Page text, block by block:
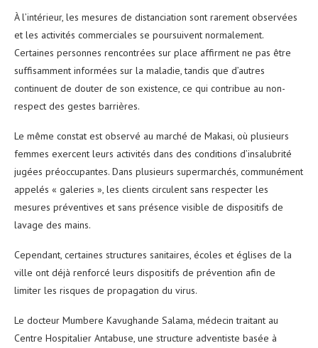
À l’intérieur, les mesures de distanciation sont rarement observées
et les activités commerciales se poursuivent normalement.
Certaines personnes rencontrées sur place affirment ne pas être
suffisamment informées sur la maladie, tandis que d’autres
continuent de douter de son existence, ce qui contribue au non-
respect des gestes barrières.
Le même constat est observé au marché de Makasi, où plusieurs
femmes exercent leurs activités dans des conditions d’insalubrité
jugées préoccupantes. Dans plusieurs supermarchés, communément
appelés « galeries », les clients circulent sans respecter les
mesures préventives et sans présence visible de dispositifs de
lavage des mains.
Cependant, certaines structures sanitaires, écoles et églises de la
ville ont déjà renforcé leurs dispositifs de prévention afin de
limiter les risques de propagation du virus.
Le docteur Mumbere Kavughande Salama, médecin traitant au
Centre Hospitalier Antabuse, une structure adventiste basée à